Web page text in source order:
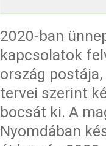
2020-ban
kapcsolatok
ország
tervei szerint
bocsát ki. A
Nyomdában